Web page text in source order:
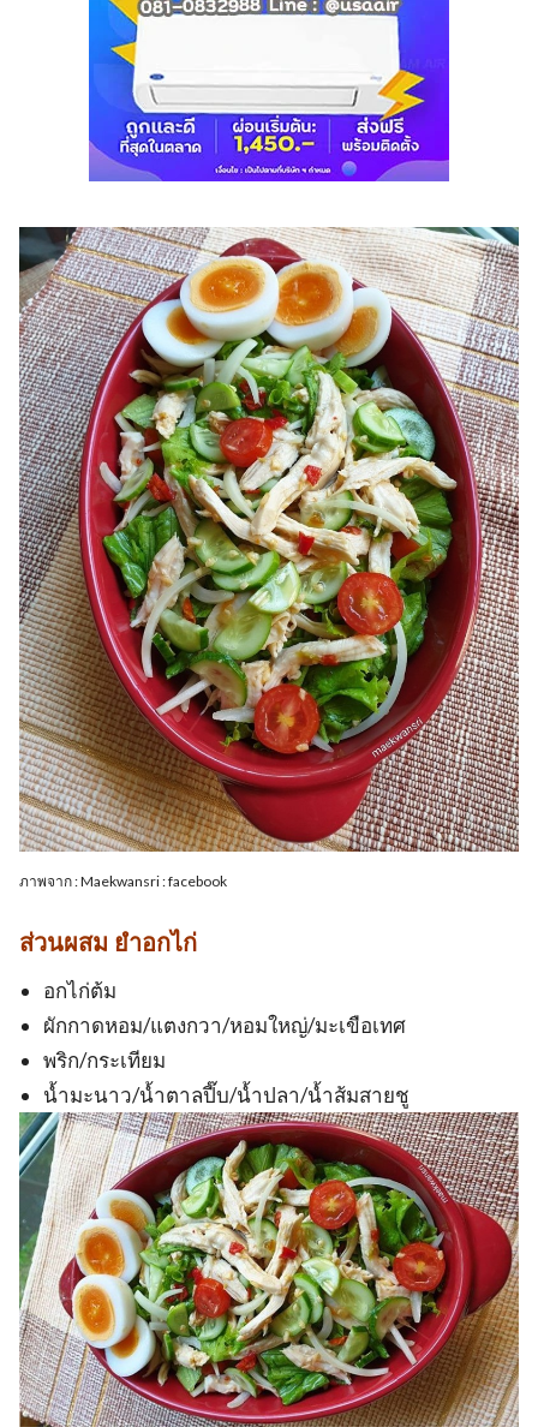
ภาพจาก : Maekwansri : facebook
ส่วนผสม ยำอกไก่
อกไก่ต้ม
ผักกาดหอม/แตงกวา/หอมใหญ่/มะเขือเทศ
พริก/กระเทียม
น้ำมะนาว/น้ำตาลปี๊บ/น้ำปลา/น้ำส้มสายชู